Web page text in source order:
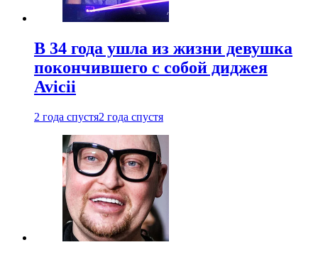
В 34 года ушла из жизни девушка
покончившего с собой диджея
Avicii
2 года спустя2 года спустя